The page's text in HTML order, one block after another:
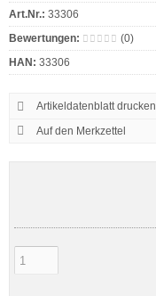
Art.Nr.: 33306
Bewertungen:
(0)
HAN: 33306
Artikeldatenblatt drucken